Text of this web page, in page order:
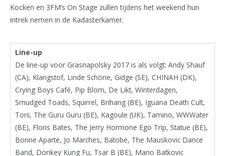
Kocken en 3FM’s On Stage zullen tijdens het weekend hun
intrek nemen in de Kadasterkamer.
Line-up
De line-up voor Grasnapolsky 2017 is als volgt: Andy Shauf
(CA), Klangstof, Linde Schöne, Gidge (SE), CHINAH (DK),
Crying Boys Café, Pip Blom, De Likt, Winterdagen,
Smudged Toads, Squirrel, Brihang (BE), Iguana Death Cult,
Torii, The Guru Guru (BE), Kagoule (UK), Tamino, WWWater
(BE), Floris Bates, The Jerry Hormone Ego Trip, Statue (BE),
Bonne Aparte, Jo Marches, Batobe, The Mauskovic Dance
Band, Donkey Kung Fu, Tsar B (BE), Mario Batkovic